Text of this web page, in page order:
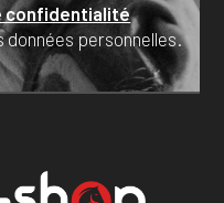
confidentialité
données personnelles.